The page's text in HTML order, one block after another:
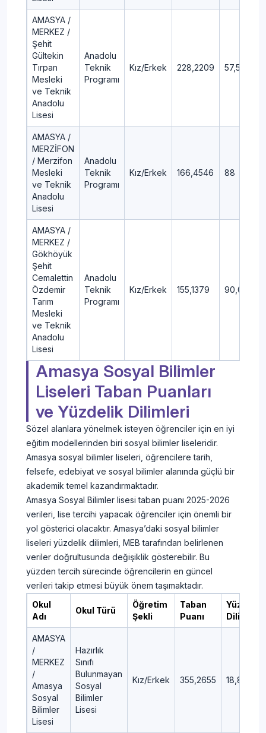
AMASYA /
MERKEZ /
Şehit
Gültekin
Tırpan
Mesleki
ve Teknik
Anadolu
Lisesi
Anadolu
Teknik
Programı
Kız/Erkek 228,2209 57,56
AMASYA /
MERZİFON
/ Merzifon
Mesleki
ve Teknik
Anadolu
Lisesi
Anadolu
Teknik
Programı
Kız/Erkek 166,4546 88
AMASYA /
MERKEZ /
Gökhöyük
Şehit
Cemalettin
Özdemir
Tarım
Mesleki
ve Teknik
Anadolu
Lisesi
Anadolu
Teknik
Programı
Kız/Erkek 155,1379 90,04
Amasya Sosyal Bilimler
Liseleri Taban Puanları
ve Yüzdelik Dilimleri
Sözel alanlara yönelmek isteyen öğrenciler için en iyi
eğitim modellerinden biri sosyal bilimler liseleridir.
Amasya sosyal bilimler liseleri, öğrencilere tarih,
felsefe, edebiyat ve sosyal bilimler alanında güçlü bir
akademik temel kazandırmaktadır.
Amasya Sosyal Bilimler lisesi taban puanı 2025-2026
verileri, lise tercihi yapacak öğrenciler için önemli bir
yol gösterici olacaktır. Amasya’daki sosyal bilimler
liseleri yüzdelik dilimleri, MEB tarafından belirlenen
veriler doğrultusunda değişiklik gösterebilir. Bu
yüzden tercih sürecinde öğrencilerin en güncel
verileri takip etmesi büyük önem taşımaktadır.
Okul
Adı
Okul Türü
Öğretim
Şekli
Taban
Puanı
Yüzdelik
Dilim
AMASYA
/
MERKEZ
/
Amasya
Sosyal
Bilimler
Lisesi
Hazırlık
Sınıfı
Bulunmayan
Sosyal
Bilimler
Lisesi
Kız/Erkek 355,2655 18,84